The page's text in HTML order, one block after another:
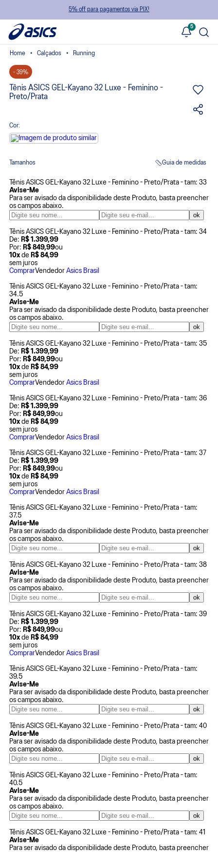
5% off para pagamentos via PIX!
5
Calçados Running
- 39%
Tênis ASICS GEL-Kayano 32 Luxe - Feminino -
Preto/Prata
Cor:
Tamanhos Guia de medidas
Tênis ASICS GEL-Kayano 32 Luxe - Feminino - Preto/Prata - tam: 33
Avise-Me
Para ser avisado da disponibilidade deste Produto, basta preencher
os campos abaixo.
Tênis ASICS GEL-Kayano 32 Luxe - Feminino - Preto/Prata - tam: 34
De: R$ 1.399,99
Por: R$ 849,99ou
10xde R$ 84,99
sem juros
ComprarVendedor Asics Brasil
Tênis ASICS GEL-Kayano 32 Luxe - Feminino - Preto/Prata - tam:
34.5
Avise-Me
Para ser avisado da disponibilidade deste Produto, basta preencher
os campos abaixo.
Tênis ASICS GEL-Kayano 32 Luxe - Feminino - Preto/Prata - tam: 35
De: R$ 1.399,99
Por: R$ 849,99ou
10xde R$ 84,99
sem juros
ComprarVendedor Asics Brasil
Tênis ASICS GEL-Kayano 32 Luxe - Feminino - Preto/Prata - tam: 36
De: R$ 1.399,99
Por: R$ 849,99ou
10xde R$ 84,99
sem juros
ComprarVendedor Asics Brasil
Tênis ASICS GEL-Kayano 32 Luxe - Feminino - Preto/Prata - tam: 37
De: R$ 1.399,99
Por: R$ 849,99ou
10xde R$ 84,99
sem juros
ComprarVendedor Asics Brasil
Tênis ASICS GEL-Kayano 32 Luxe - Feminino - Preto/Prata - tam:
37.5
Avise-Me
Para ser avisado da disponibilidade deste Produto, basta preencher
os campos abaixo.
Tênis ASICS GEL-Kayano 32 Luxe - Feminino - Preto/Prata - tam: 38
Avise-Me
Para ser avisado da disponibilidade deste Produto, basta preencher
os campos abaixo.
Tênis ASICS GEL-Kayano 32 Luxe - Feminino - Preto/Prata - tam: 39
De: R$ 1.399,99
Por: R$ 849,99ou
10xde R$ 84,99
sem juros
ComprarVendedor Asics Brasil
Tênis ASICS GEL-Kayano 32 Luxe - Feminino - Preto/Prata - tam:
39.5
Avise-Me
Para ser avisado da disponibilidade deste Produto, basta preencher
os campos abaixo.
Tênis ASICS GEL-Kayano 32 Luxe - Feminino - Preto/Prata - tam: 40
Avise-Me
Para ser avisado da disponibilidade deste Produto, basta preencher
os campos abaixo.
Tênis ASICS GEL-Kayano 32 Luxe - Feminino - Preto/Prata - tam:
40.5
Avise-Me
Para ser avisado da disponibilidade deste Produto, basta preencher
os campos abaixo.
Tênis ASICS GEL-Kayano 32 Luxe - Feminino - Preto/Prata - tam: 41
Avise-Me
Para ser avisado da disponibilidade deste Produto, basta preencher